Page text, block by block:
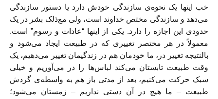
خب اینها یک نحوه‌ی سازندگی خودش دارد یا دستور سازندگی
می‌دهد و سازندگی مختص خداوند است، ولی مع‌ذلک بشر در یک
حدودی این اجازه را دارد. یکی از اینها “عادات و رسوم” است.
معمولاً در هر مختصر تغییری که در طبیعت ایجاد می‌شود و
بالنتیجه تغییر در، ما خودمان هم در زندگیمان تغییر می‌دهیم، یک
وقت طبیعت تابستان می‌کند لباس‌ها را در می‌آوریم و خیلی
سبک حرکت می‌کنیم، بعد از مدتی باز هم به واسطه‌ی گردش
طبیعت – ما هیچ در آن دستی نداریم – زمستان می‌شود؛